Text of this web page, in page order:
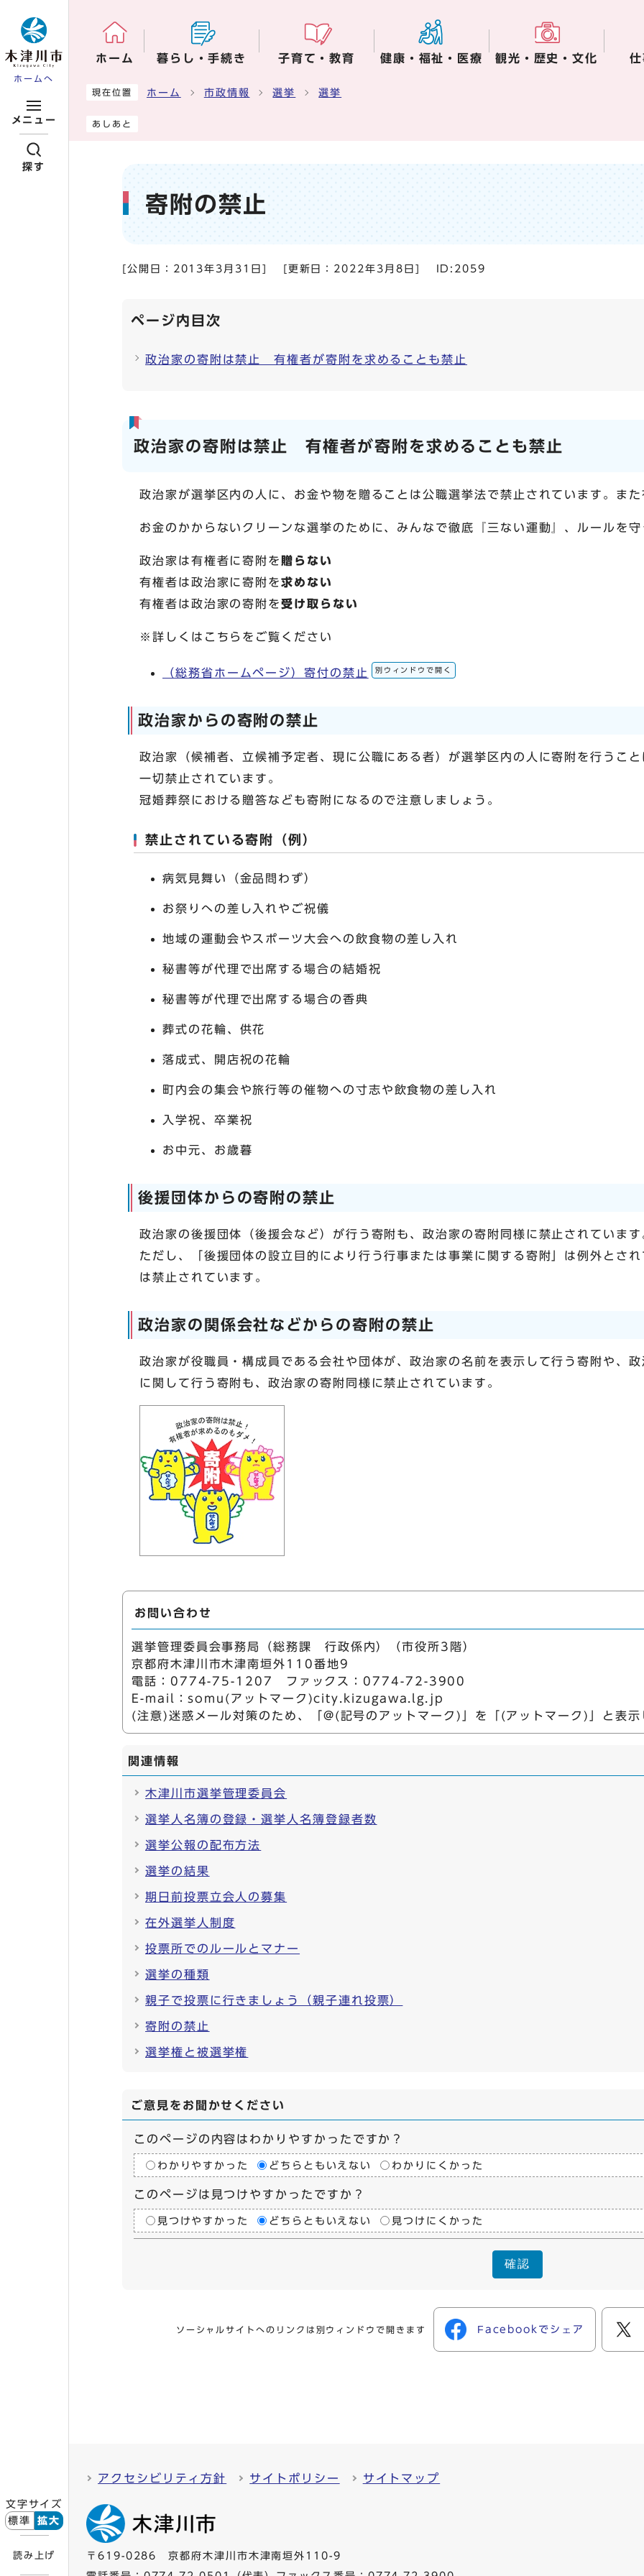
ホームへ
メニュー
探す
文字サイズ
標準
拡大
読み上げ
ホーム 暮らし・手続き 子育て・教育 健康・福祉・医療 観光・歴史・文化
ここから本文です
現在位置 ホーム 市政情報 選挙 選挙
あしあと
寄附の禁止
[公開日： 2013年3月31日 [更新日： 2022年3月8日 ID:2059
ページ内目次
政治家の寄附は禁止 有権者が寄附を求めることも禁止
政治家の寄附は禁止 有権者が寄附を求めることも禁止
政治家が選挙区内の人に、お金や物を贈ることは公職選挙法で禁止されています。ま
お金のかからないクリーンな選挙のために、みんなで徹底『三ない運動』、ルールを守
政治家は有権者に寄附を 贈らない
有権者は政治家に寄附を求めない
有権者は政治家の寄附を受け取らない
※詳しくはこちらをご覧ください
（総務省ホームページ）寄付の禁止 別ウィンドウで開く
政治家からの寄附の禁止
政治家（候補者、立候補予定者、現に公職にある者）が選挙区内の人に寄附を行うこ
一切禁止されています。
冠婚葬祭における贈答なども寄附になるので注意しましょう。
禁止されている寄附（例）
病気見舞い（金品問わず）
お祭りへの差し入れやご祝儀
地域の運動会やスポーツ大会への飲食物の差し入れ
秘書等が代理で出席する場合の結婚祝
秘書等が代理で出席する場合の香典
葬式の花輪、供花
落成式、開店祝の花輪
町内会の集会や旅行等の催物への寸志や飲食物の差し入れ
入学祝、卒業祝
お中元、お歳暮
後援団体からの寄附の禁止
政治家の後援団体（後援会など）が行う寄附も、政治家の寄附同様に禁止されています
ただし、「後援団体の設立目的により行う行事または事業に関する寄附」は例外とさ
は禁止されています。
政治家の関係会社などからの寄附の禁止
政治家が役職員・構成員である会社や団体が、政治家の名前を表示して行う寄附や、
に関して行う寄附も、政治家の寄附同様に禁止されています。
お問い合わせ
選挙管理委員会事務局（総務課 行政係内）（市役所3階）
京都府木津川市木津南垣外110番地9
電話：0774-75-1207 ファックス：0774-72-3900
E-mail：somu(アットマーク)city.kizugawa.lg.jp
(注意)迷惑メール対策のため、「@(記号のアットマーク)」を「(アットマーク)」と表示
関連情報
木津川市選挙管理委員会
選挙人名簿の登録・選挙人名簿登録者数
選挙公報の配布方法
選挙の結果
期日前投票立会人の募集
在外選挙人制度
投票所でのルールとマナー
選挙の種類
親子で投票に行きましょう（親子連れ投票）
寄附の禁止
選挙権と被選挙権
ご意見をお聞かせください
このページの内容はわかりやすかったですか？
わかりやすかった どちらともいえない わかりにくかった
このページは見つけやすかったですか？
見つけやすかった どちらともいえない 見つけにくかった
確認
ソーシャルサイトへのリンクは別ウィンドウで開きます Facebookでシェア
アクセシビリティ方針 サイトポリシー サイトマップ
〒619-0286 京都府木津川市木津南垣外110-9